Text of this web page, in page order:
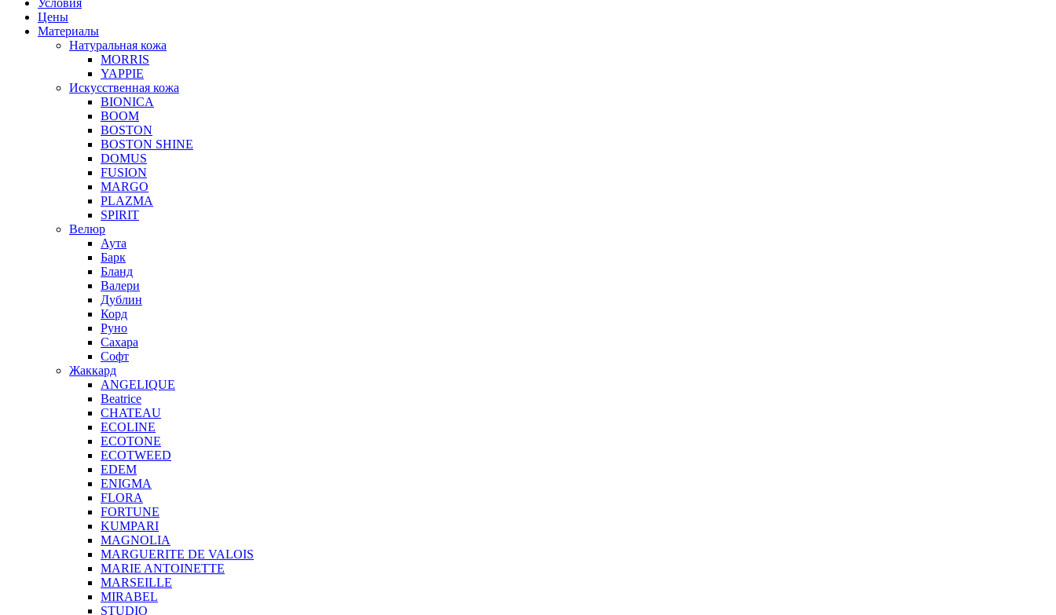
Условия
Цены
Материалы
Натуральная кожа
MORRIS
YAPPIE
Искусственная кожа
BIONICA
BOOM
BOSTON
BOSTON SHINE
DOMUS
FUSION
MARGO
PLAZMA
SPIRIT
Велюр
Аута
Барк
Бланд
Валери
Дублин
Корд
Руно
Сахара
Софт
Жаккард
ANGELIQUE
Beatrice
CHATEAU
ECOLINE
ECOTONE
ECOTWEED
EDEM
ENIGMA
FLORA
FORTUNE
KUMPARI
MAGNOLIA
MARGUERITE DE VALOIS
MARIE ANTOINETTE
MARSEILLE
MIRABEL
STUDIO